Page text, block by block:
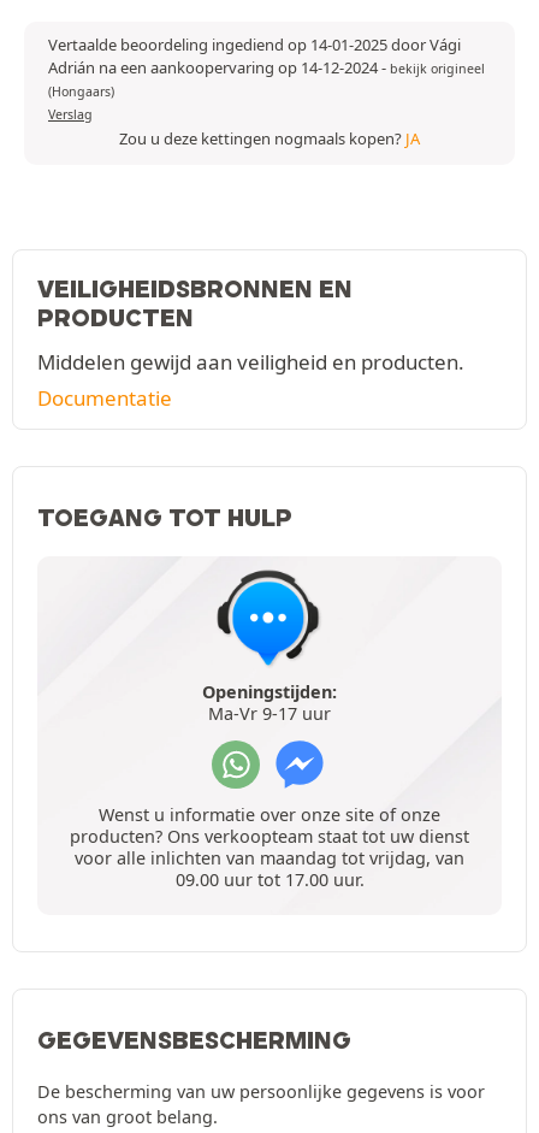
Vertaalde beoordeling ingediend op 14-01-2025 door Vági
Adrián na een aankoopervaring op 14-12-2024- bekijk origineel
(Hongaars)
Verslag
Zou u deze kettingen nogmaals kopen? JA
VEILIGHEIDSBRONNEN EN
PRODUCTEN
Middelen gewijd aan veiligheid en producten.
Documentatie
TOEGANG TOT HULP
Openingstijden:
Ma-Vr 9-17 uur
Wenst u informatie over onze site of onze
producten? Ons verkoopteam staat tot uw dienst
voor alle inlichten van maandag tot vrijdag, van
09.00 uur tot 17.00 uur.
GEGEVENSBESCHERMING
De bescherming van uw persoonlijke gegevens is voor
ons van groot belang.